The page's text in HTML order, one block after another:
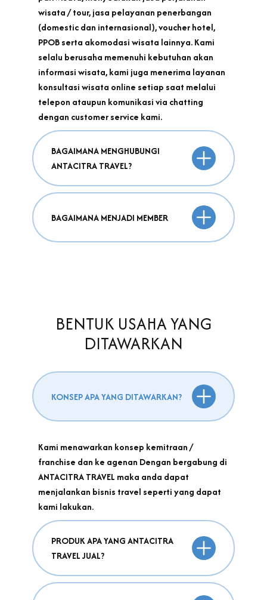
wisata / tour, jasa pelayanan penerbangan
(domestic dan internasional), voucher hotel,
PPOB serta akomodasi wisata lainnya. Kami
selalu berusaha memenuhi kebutuhan akan
informasi wisata, kami juga menerima layanan
konsultasi wisata online setiap saat melalui
telepon ataupun komunikasi via chatting
dengan customer service kami.
BAGAIMANA MENGHUBUNGI
ANTACITRA TRAVEL?
BAGAIMANA MENJADI MEMBER
BENTUK USAHA YANG
DITAWARKAN
KONSEP APA YANG DITAWARKAN?
Kami menawarkan konsep kemitraan /
franchise dan ke agenan Dengan bergabung di
ANTACITRA TRAVEL maka anda dapat
menjalankan bisnis travel seperti yang dapat
kami lakukan.
PRODUK APA YANG ANTACITRA
TRAVEL JUAL?